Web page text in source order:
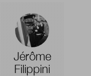
Jérôme
Filippini